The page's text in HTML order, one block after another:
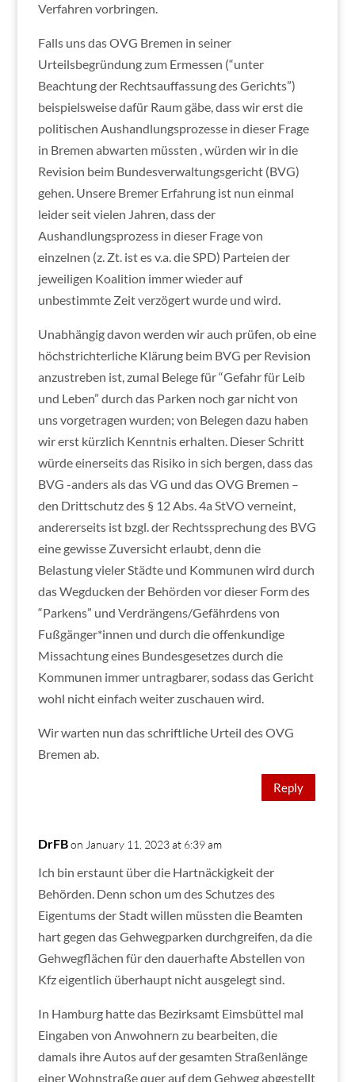
Verfahren vorbringen.
Falls uns das OVG Bremen in seiner
Urteilsbegründung zum Ermessen (“unter
Beachtung der Rechtsauffassung des Gerichts”)
beispielsweise dafür Raum gäbe, dass wir erst die
politischen Aushandlungsprozesse in dieser Frage
in Bremen abwarten müssten , würden wir in die
Revision beim Bundesverwaltungsgericht (BVG)
gehen. Unsere Bremer Erfahrung ist nun einmal
leider seit vielen Jahren, dass der
Aushandlungsprozess in dieser Frage von
einzelnen (z. Zt. ist es v.a. die SPD) Parteien der
jeweiligen Koalition immer wieder auf
unbestimmte Zeit verzögert wurde und wird.
Unabhängig davon werden wir auch prüfen, ob eine
höchstrichterliche Klärung beim BVG per Revision
anzustreben ist, zumal Belege für “Gefahr für Leib
und Leben” durch das Parken noch gar nicht von
uns vorgetragen wurden; von Belegen dazu haben
wir erst kürzlich Kenntnis erhalten. Dieser Schritt
würde einerseits das Risiko in sich bergen, dass das
BVG -anders als das VG und das OVG Bremen –
den Drittschutz des § 12 Abs. 4a StVO verneint,
andererseits ist bzgl. der Rechtssprechung des BVG
eine gewisse Zuversicht erlaubt, denn die
Belastung vieler Städte und Kommunen wird durch
das Wegducken der Behörden vor dieser Form des
“Parkens” und Verdrängens/Gefährdens von
Fußgänger*innen und durch die offenkundige
Missachtung eines Bundesgesetzes durch die
Kommunen immer untragbarer, sodass das Gericht
wohl nicht einfach weiter zuschauen wird.
Wir warten nun das schriftliche Urteil des OVG
Bremen ab.
Reply
DrFB on January 11, 2023 at 6:39 am
Ich bin erstaunt über die Hartnäckigkeit der
Behörden. Denn schon um des Schutzes des
Eigentums der Stadt willen müssten die Beamten
hart gegen das Gehwegparken durchgreifen, da die
Gehwegflächen für den dauerhafte Abstellen von
Kfz eigentlich überhaupt nicht ausgelegt sind.
In Hamburg hatte das Bezirksamt Eimsbüttel mal
Eingaben von Anwohnern zu bearbeiten, die
damals ihre Autos auf der gesamten Straßenlänge
einer Wohnstraße quer auf dem Gehweg abgestellt